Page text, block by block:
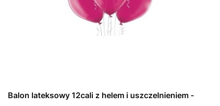
Balon lateksowy 12cali z helem i uszczelnieniem -